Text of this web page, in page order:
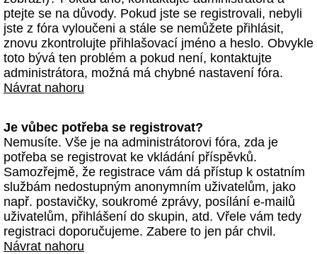
ptejte se na důvody. Pokud jste se registrovali, nebyli
jste z fóra vyloučeni a stále se nemůžete přihlásit,
znovu zkontrolujte přihlašovací jméno a heslo. Obvykle
toto bývá ten problém a pokud není, kontaktujte
administrátora, možná má chybné nastavení fóra.
Návrat nahoru
Je vůbec potřeba se registrovat?
Nemusíte. Vše je na administrátorovi fóra, zda je
potřeba se registrovat ke vkládání příspěvků.
Samozřejmě, že registrace vám dá přístup k ostatním
službám nedostupným anonymním uživatelům, jako
např. postavičky, soukromé zprávy, posílání e-mailů
uživatelům, přihlášení do skupin, atd. Vřele vám tedy
registraci doporučujeme. Zabere to jen pár chvil.
Návrat nahoru